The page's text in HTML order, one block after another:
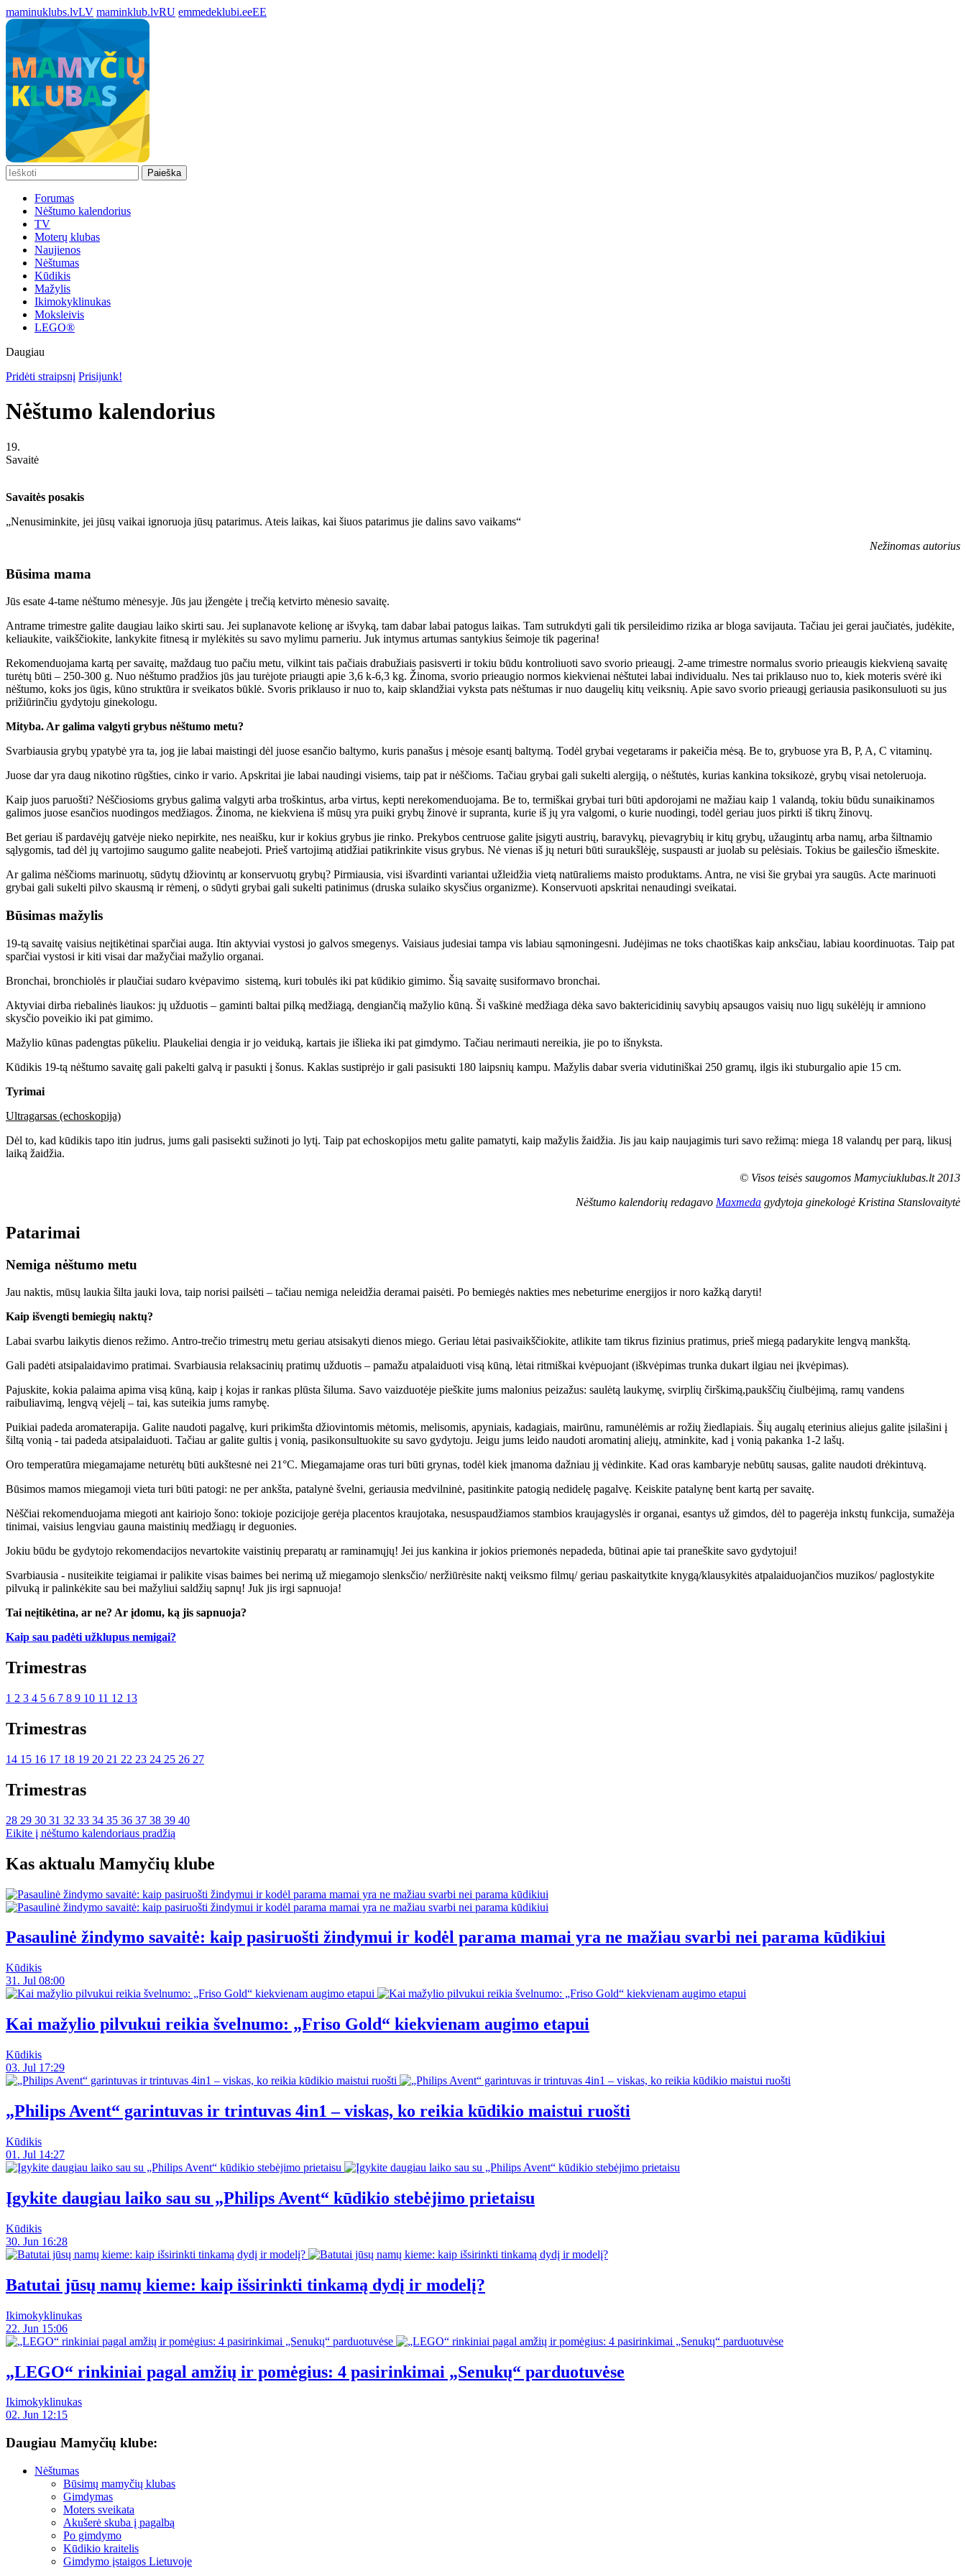
maminuklubs.lvLV maminklub.lvRU emmedeklubi.eeEE
Paieška
Forumas
Nėštumo kalendorius
TV
Moterų klubas
Naujienos
Nėštumas
Kūdikis
Mažylis
Ikimokyklinukas
Moksleivis
LEGO®
Daugiau
Pridėti straipsnį Prisijunk!
Nėštumo kalendorius
19.
Savaitė
Savaitės posakis
„Nenusiminkite, jei jūsų vaikai ignoruoja jūsų patarimus. Ateis laikas, kai šiuos patarimus jie dalins savo vaikams“
Nežinomas autorius
Būsima mama
Jūs esate 4-tame nėštumo mėnesyje. Jūs jau įžengėte į trečią ketvirto mėnesio savaitę.
Antrame trimestre galite daugiau laiko skirti sau. Jei suplanavote kelionę ar išvyką, tam dabar labai patogus laikas. Tam sutrukdyti gali tik persileidimo rizika ar bloga savijauta. Tačiau jei gerai jaučiatės, judėkite,
keliaukite, vaikščiokite, lankykite fitnesą ir mylėkitės su savo mylimu parneriu. Juk intymus artumas santykius šeimoje tik pagerina!
Rekomenduojama kartą per savaitę, maždaug tuo pačiu metu, vilkint tais pačiais drabužiais pasisverti ir tokiu būdu kontroliuoti savo svorio prieaugį. 2-ame trimestre normalus svorio prieaugis kiekvieną savaitę
turėtų būti – 250-300 g. Nuo nėštumo pradžios jūs jau turėjote priaugti apie 3,6 k-6,3 kg. Žinoma, svorio prieaugio normos kiekvienai nėštutei labai individualu. Nes tai priklauso nuo to, kiek moteris svėrė iki
nėštumo, koks jos ūgis, kūno struktūra ir sveikatos būklė. Svoris priklauso ir nuo to, kaip sklandžiai vyksta pats nėštumas ir nuo daugelių kitų veiksnių. Apie savo svorio prieaugį geriausia pasikonsuluoti su jus
prižiūrinčiu gydytoju ginekologu.
Mityba. Ar galima valgyti grybus nėštumo metu?
Svarbiausia grybų ypatybė yra ta, jog jie labai maistingi dėl juose esančio baltymo, kuris panašus į mėsoje esantį baltymą. Todėl grybai vegetarams ir pakeičia mėsą. Be to, grybuose yra B, P, A, C vitaminų.
Juose dar yra daug nikotino rūgšties, cinko ir vario. Apskritai jie labai naudingi visiems, taip pat ir nėščioms. Tačiau grybai gali sukelti alergiją, o nėštutės, kurias kankina toksikozė, grybų visai netoleruoja.
Kaip juos paruošti? Nėščiosioms grybus galima valgyti arba troškintus, arba virtus, kepti nerekomenduojama. Be to, termiškai grybai turi būti apdorojami ne mažiau kaip 1 valandą, tokiu būdu sunaikinamos
galimos juose esančios nuodingos medžiagos. Žinoma, ne kiekviena iš mūsų yra puiki grybų žinovė ir supranta, kurie iš jų yra valgomi, o kurie nuodingi, todėl geriau juos pirkti iš tikrų žinovų.
Bet geriau iš pardavėjų gatvėje nieko nepirkite, nes neaišku, kur ir kokius grybus jie rinko. Prekybos centruose galite įsigyti austrių, baravykų, pievagrybių ir kitų grybų, užaugintų arba namų, arba šiltnamio
sąlygomis, tad dėl jų vartojimo saugumo galite neabejoti. Prieš vartojimą atidžiai patikrinkite visus grybus. Nė vienas iš jų neturi būti suraukšlėję, suspausti ar juolab su pelėsiais. Tokius be gailesčio išmeskite.
Ar galima nėščioms marinuotų, sūdytų džiovintų ar konservuotų grybų? Pirmiausia, visi išvardinti variantai užleidžia vietą natūraliems maisto produktams. Antra, ne visi šie grybai yra saugūs. Acte marinuoti
grybai gali sukelti pilvo skausmą ir rėmenį, o sūdyti grybai gali sukelti patinimus (druska sulaiko skysčius organizme). Konservuoti apskritai nenaudingi sveikatai.
Būsimas mažylis
19-tą savaitę vaisius neįtikėtinai sparčiai auga. Itin aktyviai vystosi jo galvos smegenys. Vaisiaus judesiai tampa vis labiau sąmoningesni. Judėjimas ne toks chaotiškas kaip anksčiau, labiau koordinuotas. Taip pat
sparčiai vystosi ir kiti visai dar mažyčiai mažylio organai.
Bronchai, bronchiolės ir plaučiai sudaro kvėpavimo sistemą, kuri tobulės iki pat kūdikio gimimo. Šią savaitę susiformavo bronchai.
Aktyviai dirba riebalinės liaukos: jų užduotis – gaminti baltai pilką medžiagą, dengiančią mažylio kūną. Ši vaškinė medžiaga dėka savo baktericidinių savybių apsaugos vaisių nuo ligų sukėlėjų ir amniono
skysčio poveikio iki pat gimimo.
Mažylio kūnas padengtas pūkeliu. Plaukeliai dengia ir jo veiduką, kartais jie išlieka iki pat gimdymo. Tačiau nerimauti nereikia, jie po to išnyksta.
Kūdikis 19-tą nėštumo savaitę gali pakelti galvą ir pasukti į šonus. Kaklas sustiprėjo ir gali pasisukti 180 laipsnių kampu. Mažylis dabar sveria vidutiniškai 250 gramų, ilgis iki stuburgalio apie 15 cm.
Tyrimai
Ultragarsas (echoskopija)
Dėl to, kad kūdikis tapo itin judrus, jums gali pasisekti sužinoti jo lytį. Taip pat echoskopijos metu galite pamatyti, kaip mažylis žaidžia. Jis jau kaip naujagimis turi savo režimą: miega 18 valandų per parą, likusį
laiką žaidžia.
© Visos teisės saugomos Mamyciuklubas.lt 2013
Nėštumo kalendorių redagavo Maxmeda gydytoja ginekologė Kristina Stanslovaitytė
Patarimai
Nemiga nėštumo metu
Jau naktis, mūsų laukia šilta jauki lova, taip norisi pailsėti – tačiau nemiga neleidžia deramai paisėti. Po bemiegės nakties mes nebeturime energijos ir noro kažką daryti!
Kaip išvengti bemiegių naktų?
Labai svarbu laikytis dienos režimo. Antro-trečio trimestrų metu geriau atsisakyti dienos miego. Geriau lėtai pasivaikščiokite, atlikite tam tikrus fizinius pratimus, prieš miegą padarykite lengvą mankštą.
Gali padėti atsipalaidavimo pratimai. Svarbiausia relaksacinių pratimų užduotis – pamažu atpalaiduoti visą kūną, lėtai ritmiškai kvėpuojant (iškvėpimas trunka dukart ilgiau nei įkvėpimas).
Pajuskite, kokia palaima apima visą kūną, kaip į kojas ir rankas plūsta šiluma. Savo vaizduotėje pieškite jums malonius peizažus: saulėtą laukymę, svirplių čirškimą,paukščių čiulbėjimą, ramų vandens
raibuliavimą, lengvą vėjelį – tai, kas suteikia jums ramybę.
Puikiai padeda aromaterapija. Galite naudoti pagalvę, kuri prikimšta džiovintomis mėtomis, melisomis, apyniais, kadagiais, mairūnu, ramunėlėmis ar rožių žiedlapiais. Šių augalų eterinius aliejus galite įsilašini į
šiltą vonią - tai padeda atsipalaiduoti. Tačiau ar galite gultis į vonią, pasikonsultuokite su savo gydytoju. Jeigu jums leido naudoti aromatinį aliejų, atminkite, kad į vonią pakanka 1-2 lašų.
Oro temperatūra miegamajame neturėtų būti aukštesnė nei 21°C. Miegamajame oras turi būti grynas, todėl kiek įmanoma dažniau jį vėdinkite. Kad oras kambaryje nebūtų sausas, galite naudoti drėkintuvą.
Būsimos mamos miegamoji vieta turi būti patogi: ne per ankšta, patalynė švelni, geriausia medvilninė, pasitinkite patogią nedidelę pagalvę. Keiskite patalynę bent kartą per savaitę.
Nėščiai rekomenduojama miegoti ant kairiojo šono: tokioje pozicijoje gerėja placentos kraujotaka, nesuspaudžiamos stambios kraujagyslės ir organai, esantys už gimdos, dėl to pagerėja inkstų funkcija, sumažėja
tinimai, vaisius lengviau gauna maistinių medžiagų ir deguonies.
Jokiu būdu be gydytojo rekomendacijos nevartokite vaistinių preparatų ar raminamųjų! Jei jus kankina ir jokios priemonės nepadeda, būtinai apie tai praneškite savo gydytojui!
Svarbiausia - nusiteikite teigiamai ir palikite visas baimes bei nerimą už miegamojo slenksčio/ neržiūrėsite naktį veiksmo filmų/ geriau paskaitytkite knygą/klausykitės atpalaiduojančios muzikos/ paglostykite
pilvuką ir palinkėkite sau bei mažyliui saldžių sapnų! Juk jis irgi sapnuoja!
Tai neįtikėtina, ar ne? Ar įdomu, ką jis sapnuoja?
Kaip sau padėti užklupus nemigai?
Trimestras
1 2 3 4 5 6 7 8 9 10 11 12 13
Trimestras
14 15 16 17 18 19 20 21 22 23 24 25 26 27
Trimestras
28 29 30 31 32 33 34 35 36 37 38 39 40
Eikite į nėštumo kalendoriaus pradžią
Kas aktualu Mamyčių klube
Pasaulinė žindymo savaitė: kaip pasiruošti žindymui ir kodėl parama mamai yra ne mažiau svarbi nei parama kūdikiui
Kūdikis
31. Jul 08:00
Kai mažylio pilvukui reikia švelnumo: „Friso Gold“ kiekvienam augimo etapui
Kūdikis
03. Jul 17:29
„Philips Avent“ garintuvas ir trintuvas 4in1 – viskas, ko reikia kūdikio maistui ruošti
Kūdikis
01. Jul 14:27
Įgykite daugiau laiko sau su „Philips Avent“ kūdikio stebėjimo prietaisu
Kūdikis
30. Jun 16:28
Batutai jūsų namų kieme: kaip išsirinkti tinkamą dydį ir modelį?
Ikimokyklinukas
22. Jun 15:06
„LEGO“ rinkiniai pagal amžių ir pomėgius: 4 pasirinkimai „Senukų“ parduotuvėse
Ikimokyklinukas
02. Jun 12:15
Daugiau Mamyčių klube:
Nėštumas
Būsimų mamyčių klubas
Gimdymas
Moters sveikata
Akušerė skuba į pagalbą
Po gimdymo
Kūdikio kraitelis
Gimdymo įstaigos Lietuvoje